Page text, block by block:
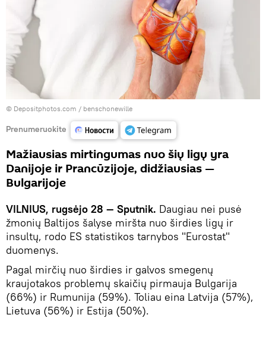
© Depositphotos.com / benschonewille
Prenumeruokite
Mažiausias mirtingumas nuo šių ligų yra
Danijoje ir Prancūzijoje, didžiausias —
Bulgarijoje
VILNIUS, rugsėjo 28 — Sputnik. Daugiau nei pusė
žmonių Baltijos šalyse miršta nuo širdies ligų ir
insultų, rodo ES statistikos tarnybos "Eurostat"
duomenys.
Pagal mirčių nuo širdies ir galvos smegenų
kraujotakos problemų skaičių pirmauja Bulgarija
(66%) ir Rumunija (59%). Toliau eina Latvija (57%),
Lietuva (56%) ir Estija (50%).